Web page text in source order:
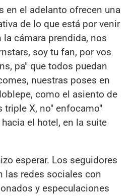
en el adelanto ofrecen una
de lo que está por venir
la cámara prendida, nos
soy tu fan, por vos
pa" que todos puedan
nuestras poses en
como el asiento de
triple X, no" enfocamo"
el hotel, en la suite
esperar. Los seguidores
las redes sociales con
y especulaciones